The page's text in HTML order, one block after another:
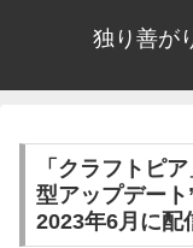
独り善が
「クラフトピ
型アップデー
2023年6月に配